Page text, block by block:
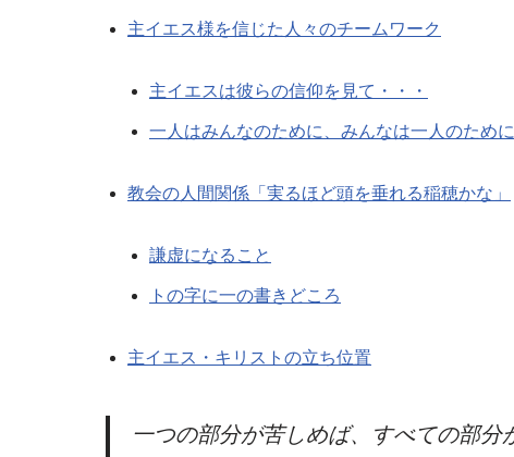
主イエス様を信じた人々のチームワーク
主イエスは彼らの信仰を見て・・・
一人はみんなのために、みんなは一人のために
教会の人間関係「実るほど頭を垂れる稲穂かな」
謙虚になること
トの字に一の書きどころ
主イエス・キリストの立ち位置
一つの部分が苦しめば、すべての部